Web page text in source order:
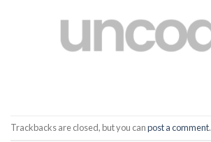
Trackbacks are closed, but you canpost a comment.